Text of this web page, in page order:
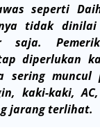
seperti
tidak
diperlukan
sering muncul
kaki-kaki,
jarang terlihat.